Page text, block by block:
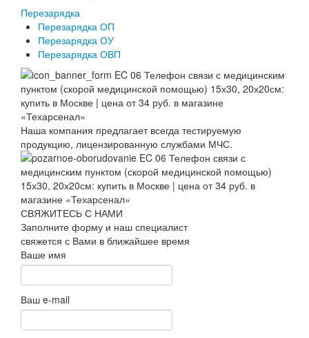
Перезарядка
Перезарядка ОП
Перезарядка ОУ
Перезарядка ОВП
Наша компания предлагает всегда тестируемую
продукцию, лицензированную службами МЧС.
СВЯЖИТЕСЬ С НАМИ
Заполните форму и наш специалист
свяжется с Вами в ближайшее время
Ваше имя
Ваш e-mail